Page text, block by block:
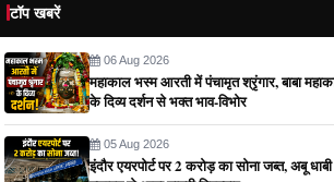
टॉप खबरें
06 Aug 2026
महाकाल भस्म आरती में पंचामृत श्रृंगार, बाबा
के दिव्य दर्शन से भक्त भाव-विभोर
05 Aug 2026
इंदौर एयरपोर्ट पर 2 करोड़ का सोना जब्त, अबू धाबी